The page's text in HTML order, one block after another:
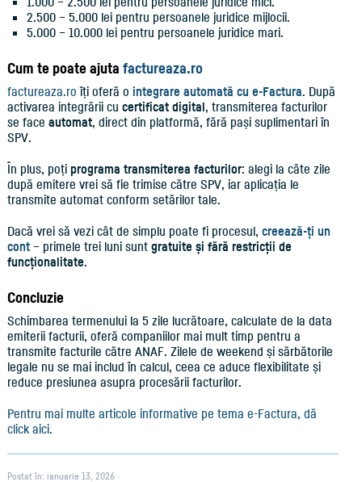
2.500 – 5.000 lei pentru persoanele juridice mijlocii.
5.000 – 10.000 lei pentru persoanele juridice mari.
Cum te poate ajuta factureaza.ro
factureaza.ro îți oferă o integrare automată cu e-Factura. După
activarea integrării cu certificat digital, transmiterea facturilor
se face automat, direct din platformă, fără pași suplimentari în
SPV.
În plus, poți programa transmiterea facturilor: alegi la câte zile
după emitere vrei să fie trimise către SPV, iar aplicația le
transmite automat conform setărilor tale.
Dacă vrei să vezi cât de simplu poate fi procesul, creează-ți un
cont– primele trei luni sunt gratuite și fără restricții de
funcționalitate.
Concluzie
Schimbarea termenului la 5 zile lucrătoare, calculate de la data
emiterii facturii, oferă companiilor mai mult timp pentru a
transmite facturile către ANAF. Zilele de weekend și sărbătorile
legale nu se mai includ în calcul, ceea ce aduce flexibilitate și
reduce presiunea asupra procesării facturilor.
Pentru mai multe articole informative pe tema e-Factura, dă
click aici.
Postat în: ianuarie 13, 2026